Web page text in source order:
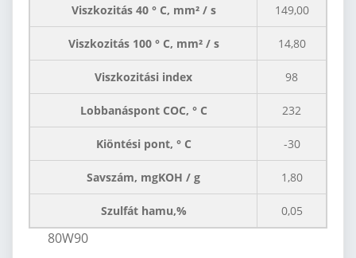
Viszkozitás 40 ° C, mm² / s 149,00
Viszkozitás 100 ° C, mm² / s 14,80
Viszkozitási index 98
Lobbanáspont COC, ° C 232
Kiöntési pont, ° C -30
Savszám, mgKOH / g 1,80
Szulfát hamu,% 0,05
80W90